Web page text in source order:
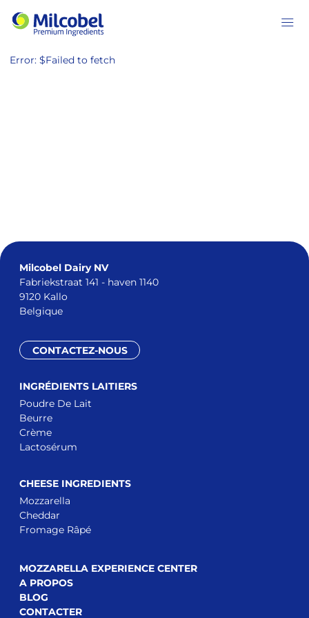
Error: $Failed to fetch
Milcobel Dairy NV
Fabriekstraat 141 - haven 1140
9120 Kallo
Belgique
CONTACTEZ-NOUS
INGRÉDIENTS LAITIERS
Poudre De Lait
Beurre
Crème
Lactosérum
CHEESE INGREDIENTS
Mozzarella
Cheddar
Fromage Râpé
MOZZARELLA EXPERIENCE CENTER
A PROPOS
BLOG
CONTACTER